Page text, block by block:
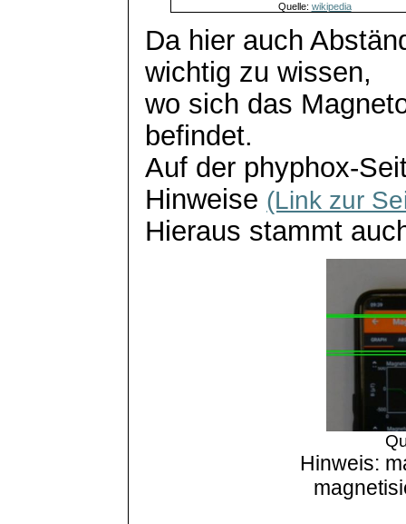
Quelle: wikipedia
Da hier auch
wichtig zu wissen,
wo sich das
befindet.
Auf der phyphox-
Hinweise (Link zur
Hieraus stammt
Hinweis: